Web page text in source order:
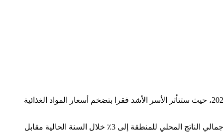
توقع البنك الدولي في تقرير حديث “حين تتبدل المصائر”. نمو اقتصادات منطقة الشرق الأوسط وشمال أفريقيا بوتيرة بطيئة خلال سنة 2023، حيث ستتأثر الأسر الأشد فقرا بتضخم أسعار المواد الغذائية
ويتوقع التقرير نفسه استمرار آثار ارتفاع الأسعار وانعدام الأمن الغذائي في منطقة الشرق الأوسط وشمال أفريقيا، مرجحة انخفاض نمو إجمالي الناتج المحلي للمنطقة إلى 3٪ خلال السنة الحالية مقابل